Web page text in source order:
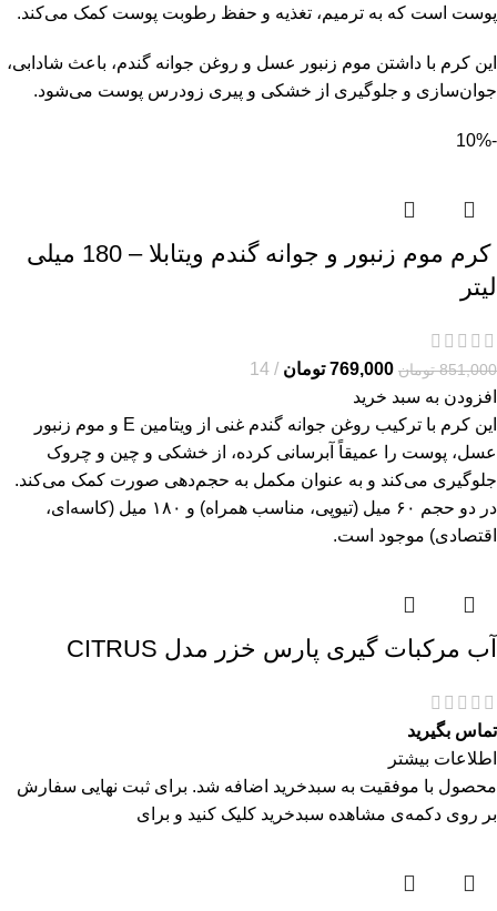
پوست است که به ترمیم، تغذیه و حفظ رطوبت پوست کمک می‌کند.
این کرم با داشتن موم زنبور عسل و روغن جوانه گندم، باعث شادابی،
جوان‌سازی و جلوگیری از خشکی و پیری زودرس پوست می‌شود.
-10%
کرم موم زنبور و جوانه گندم ویتابلا – 180 میلی
لیتر
851,000 تومان 769,000 تومان
14
افزودن به سبد خرید
این کرم با ترکیب روغن جوانه گندم غنی از ویتامین E و موم زنبور
عسل، پوست را عمیقاً آبرسانی کرده، از خشکی و چین و چروک
جلوگیری می‌کند و به عنوان مکمل به حجم‌دهی صورت کمک می‌کند.
در دو حجم ۶۰ میل (تیوپی، مناسب همراه) و ۱۸۰ میل (کاسه‌ای،
اقتصادی) موجود است.
آب مرکبات گیری پارس خزر مدل CITRUS
تماس بگیرید
اطلاعات بیشتر
محصول با موفقیت به سبدخرید اضافه شد. برای ثبت نهایی سفارش
بر روی دکمه‌ی مشاهده سبدخرید کلیک کنید و برای